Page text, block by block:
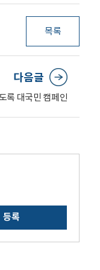
목록
다음글
록 대국민 캠페인
등록